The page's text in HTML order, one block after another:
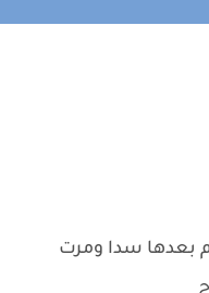
بعدها سدا ومرت